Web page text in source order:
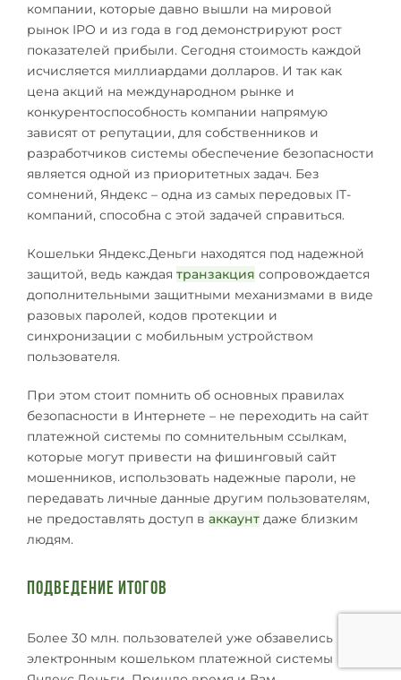
компании, которые давно вышли на мировой
рынок IPO и из года в год демонстрируют рост
показателей прибыли. Сегодня стоимость каждой
исчисляется миллиардами долларов. И так как
цена акций на международном рынке и
конкурентоспособность компании напрямую
зависят от репутации, для собственников и
разработчиков системы обеспечение безопасности
является одной из приоритетных задач. Без
сомнений, Яндекс – одна из самых передовых IT-
компаний, способна с этой задачей справиться.
Кошельки Яндекс.Деньги находятся под надежной
защитой, ведь каждая транзакция сопровождается
дополнительными защитными механизмами в виде
разовых паролей, кодов протекции и
синхронизации с мобильным устройством
пользователя.
При этом стоит помнить об основных правилах
безопасности в Интернете – не переходить на сайт
платежной системы по сомнительным ссылкам,
которые могут привести на фишинговый сайт
мошенников, использовать надежные пароли, не
передавать личные данные другим пользователям,
не предоставлять доступ в аккаунт даже близким
людям.
Подведение итогов
Более 30 млн. пользователей уже обзавелись
электронным кошельком платежной системы